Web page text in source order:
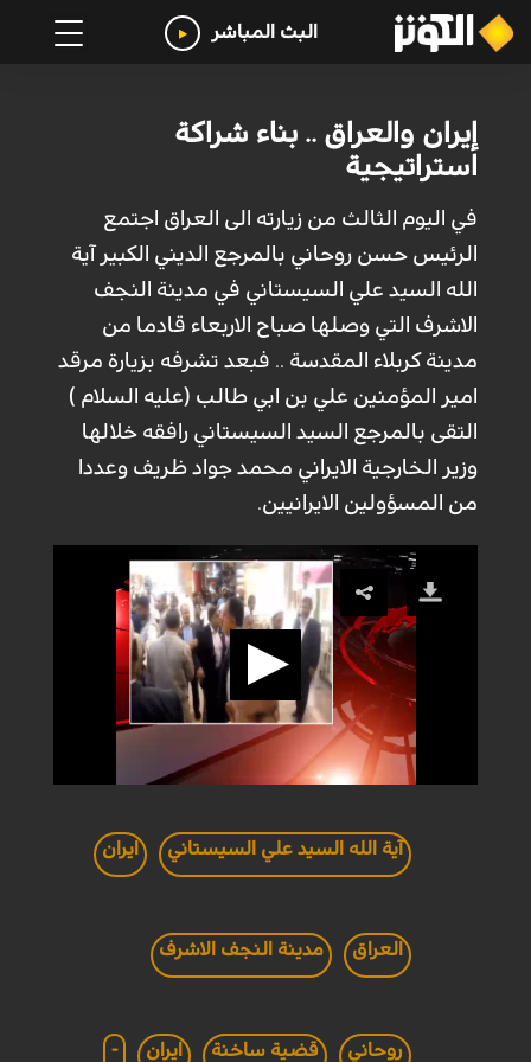
البث المباشر
إيران والعراق .. بناء شراكة
استراتيجية
في اليوم الثالث من زيارته الى العراق اجتمع
الرئيس حسن روحاني بالمرجع الديني الكبير آیة
الله السید علي السيستاني في مدينة النجف
الاشرف التي وصلها صباح الاربعاء قادما من
مدينة كربلاء المقدسة .. فبعد تشرفه بزيارة مرقد
امير المؤمنين علي بن ابي طالب (عليه السلام )
التقى بالمرجع السيد السيستاني رافقه خلالها
وزير الخارجية الايراني محمد جواد ظريف وعددا
من المسؤولين الايرانيين.
آية الله السيد علي السيستاني ايران
العراق مدينة النجف الاشرف
روحاني قضية ساخنة ايران -